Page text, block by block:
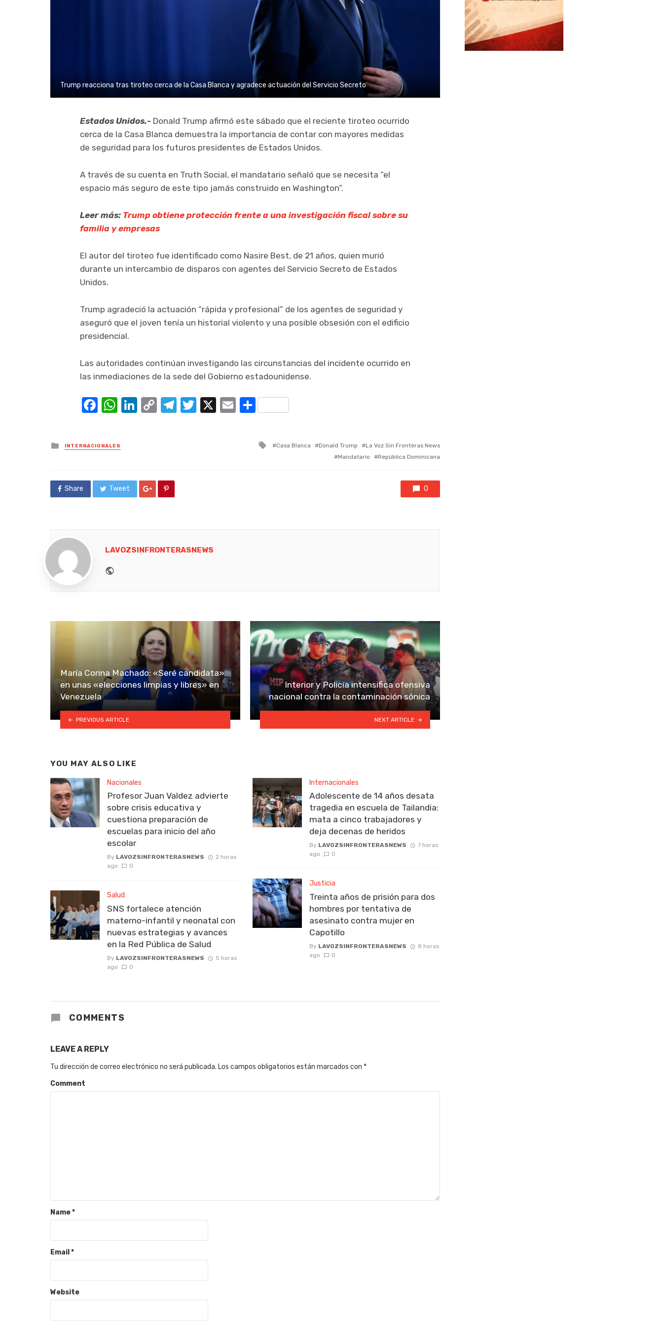
Trump reacciona tras tiroteo cerca de la Casa Blanca y agradece actuación del Servicio Secreto
Estados Unidos.- Donald Trump afirmó este sábado que el reciente tiroteo ocurrido
cerca de la Casa Blanca demuestra la importancia de contar con mayores medidas
de seguridad para los futuros presidentes de Estados Unidos.
A través de su cuenta en Truth Social, el mandatario señaló que se necesita “el
espacio más seguro de este tipo jamás construido en Washington”.
Leer más: Trump obtiene protección frente a una investigación fiscal sobre su
familia y empresas
El autor del tiroteo fue identificado como Nasire Best, de 21 años, quien murió
durante un intercambio de disparos con agentes del Servicio Secreto de Estados
Unidos.
Trump agradeció la actuación “rápida y profesional” de los agentes de seguridad y
aseguró que el joven tenía un historial violento y una posible obsesión con el edificio
presidencial.
Las autoridades continúan investigando las circunstancias del incidente ocurrido en
las inmediaciones de la sede del Gobierno estadounidense.
Facebook
WhatsApp
LinkedIn
CopyTelegram
Twitter
X EmailCompartir
Posted
in
INTERNACIONALES
Tagged
Casa Blanca Donald Trump
La Voz Sin Fronteras News
Mandatario
República Dominicana
Share Tweet 0
LAVOZSINFRONTERASNEWS
María Corina Machado: «Seré candidata»
en unas «elecciones limpias y libres» en
Venezuela
PREVIOUS ARTICLE
Interior y Policía intensifica ofensiva
nacional contra la contaminación sónica
NEXT ARTICLE
YOU MAY ALSO LIKE
Nacionales
Profesor Juan Valdez advierte
sobre crisis educativa y
cuestiona preparación de
escuelas para inicio del año
escolar
By LAVOZSINFRONTERASNEWS
2 horas
ago
0
Salud
SNS fortalece atención
materno-infantil y neonatal con
nuevas estrategias y avances
en la Red Pública de Salud
By LAVOZSINFRONTERASNEWS
5 horas
ago
0
Internacionales
Adolescente de 14 años desata
tragedia en escuela de Tailandia:
mata a cinco trabajadores y
deja decenas de heridos
By LAVOZSINFRONTERASNEWS
7 horas
ago
0
Justicia
Treinta años de prisión para dos
hombres por tentativa de
asesinato contra mujer en
Capotillo
By LAVOZSINFRONTERASNEWS
8 horas
ago
0
COMMENTS
LEAVE A REPLY
Tu dirección de correo electrónico no será publicada. Los campos obligatorios están marcados con *
Comment
Name*
Email *
Website